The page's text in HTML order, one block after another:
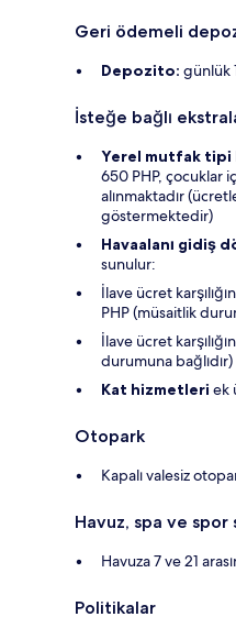
Geri ödemeli
Depozito: günlük
İsteğe bağlı
Yerel mutfak tipi
650 PHP, çocuklar
alınmaktadır
göstermektedir)
Havaalanı gidiş
sunulur:
İlave ücret
PHP (müsaitlik
İlave ücret
durumuna bağlıdır)
Kat hizmetleri ek
Otopark
Kapalı valesiz
Havuz, spa ve spor
Havuza 7 ve 21
Politikalar